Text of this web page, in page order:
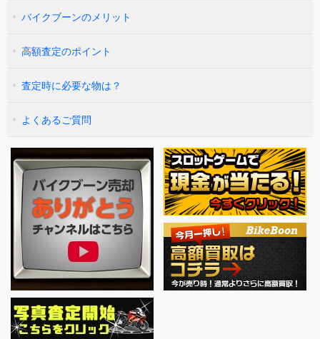
バイクブーンのメリット
高額査定のポイント
査定時に必要な物は？
よくあるご質問